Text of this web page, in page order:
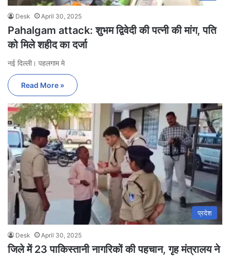
Desk April 30, 2025
Pahalgam attack: शुभम द्विवेदी की पत्नी की मांग, पति
को मिले शहीद का दर्जा
नई दिल्ली। पहलगाम मे
Read More »
प्रदेश
Desk April 30, 2025
जिले में 23 पाकिस्तानी नागरिकों की पहचान, गृह मंत्रालय ने